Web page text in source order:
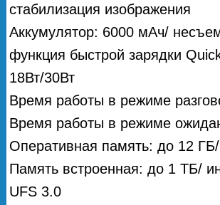
стабилизация изображения
Аккумулятор: 6000 мАч/
функция быстрой зарядки
18Вт/30Вт
Время работы в режиме
Время работы в режиме
Оперативная память: до 12
Память встроенная: до 1 ТБ/
UFS 3.0